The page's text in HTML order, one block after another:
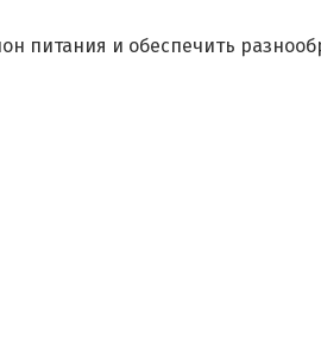
питания и обеспечить